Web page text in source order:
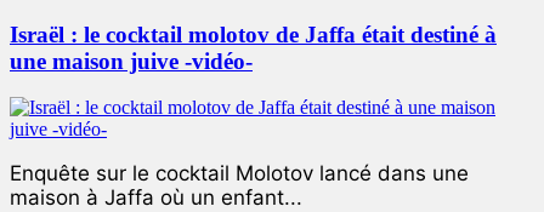
Israël : le cocktail molotov de Jaffa était destiné à
une maison juive -vidéo-
Enquête sur le cocktail Molotov lancé dans une
maison à Jaffa où un enfant...